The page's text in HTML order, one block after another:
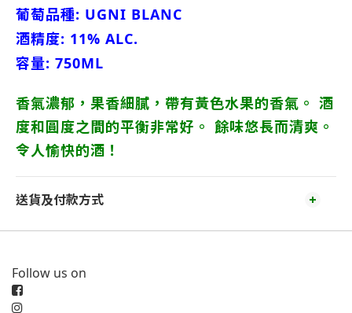
葡萄品種: UGNI BLANC
酒精度: 11% ALC.
容量: 750ML
香氣濃郁，果香細膩，帶有黃色水果的香氣。 酒
度和圓度之間的平衡非常好。 餘味悠長而清爽。
令人愉快的酒！
送貨及付款方式
Follow us on